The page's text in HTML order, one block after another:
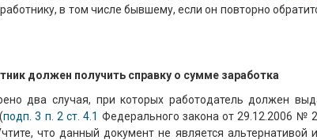
в том числе бывшему, если он повторно
должен получить справку о сумме заработка
два случая, при которых работодатель должен
подп. 3 п. 2 ст. 4.1 Федерального закона от 29.12.2006 №
что данный документ не является альтернативой